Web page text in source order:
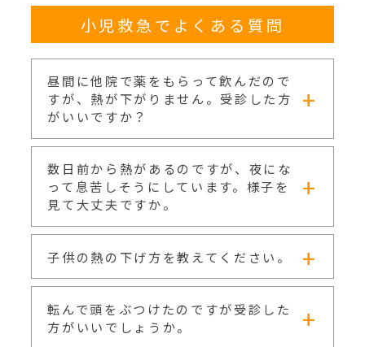
小児救急でよくある質問
昼間に他院で薬をもらって飲んだので
すが、熱が下がりません。受診した方
がいいですか？
子供は37.5℃前後までは平熱と考えても良いで
す。熱が高い＝脳に障害が起こると心配される
お母さんがいますが、熱が高いことが、必ずし
も病気の重症度と関係するわけではありませ
ん。熱以外にどのような症状があるのかが重要
で、水分も取れている、熱が少し下がった時は
元気に遊んでいるような場合は様子を見て問題
数日前から熱があるのですが、夜にな
って息苦しそうにしています。様子を
見て大丈夫ですか。
してきた、けいれんした、咳をしてヒューヒュ
ー息苦しそうにしている、何度も嘔吐・下痢を
する、身体に発疹が出てきた、高熱が5日以上
続いてるなどの場合は受診をお勧めします。
子供の熱の下げ方を教えてください。
まず風邪ウイルスなどの発熱の原因が退治され
ない限りはすぐに解熱しません。たとえ薬で一
転んで頭をぶつけたのですが受診した
方がいいでしょうか。